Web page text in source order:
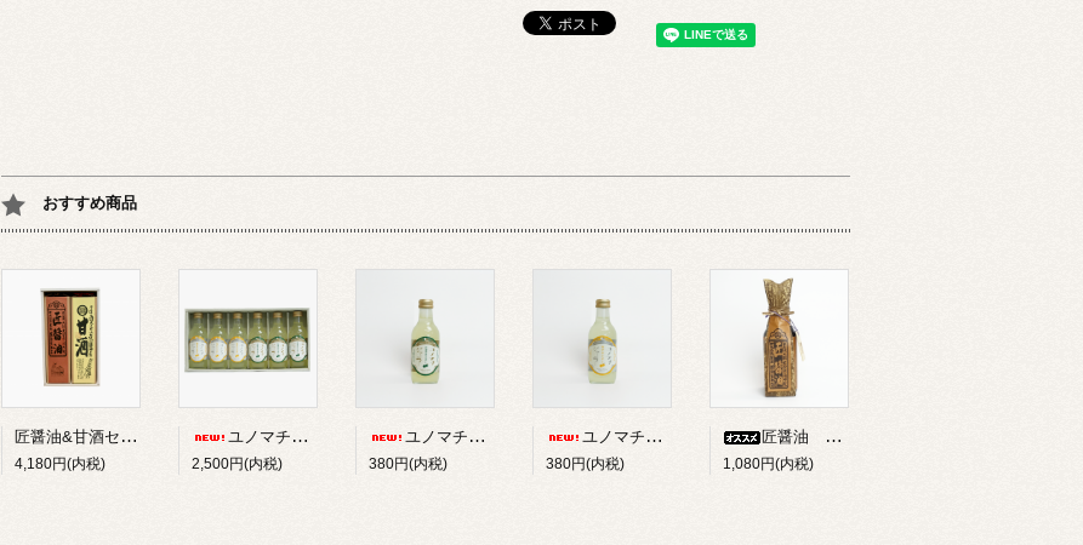
おすすめ商品
匠醤油&甘酒セット
4,180円(内税)
ユノマチジャーニーサイダーセット 200ml*６本
2,500円(内税)
ユノマチジャーニーかぼすサイダー 200ml
380円(内税)
ユノマチジャーニーゆずサイダー 200ml
380円(内税)
匠醤油 250ml
1,080円(内税)